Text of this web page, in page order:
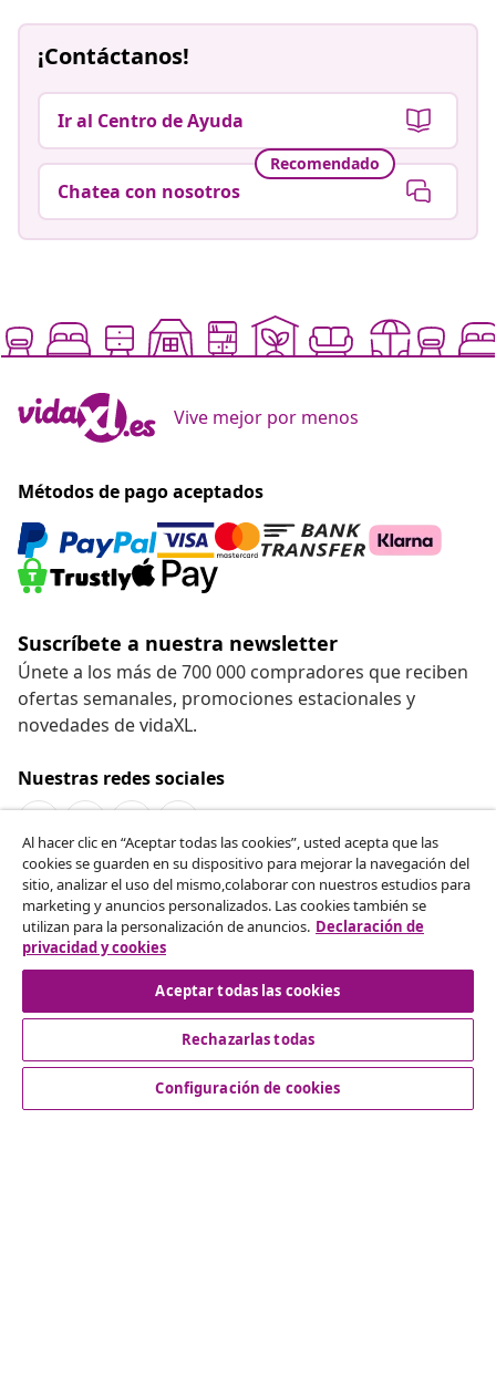
¡Contáctanos!
Ir al Centro de Ayuda
Recomendado
Chatea con nosotros
Vive mejor por menos
Métodos de pago aceptados
Suscríbete a nuestra newsletter
Únete a los más de 700 000 compradores que reciben
ofertas semanales, promociones estacionales y
novedades de vidaXL.
Nuestras redes sociales
Desistir del contrato
Solicita la cancelación de tu pedido.
Desistir del contrato
Servicio al Cliente
Al hacer clic en “Aceptar todas las cookies”, usted acepta que las
cookies se guarden en su dispositivo para mejorar la navegación del
sitio, analizar el uso del mismo,colaborar con nuestros estudios para
marketing y anuncios personalizados. Las cookies también se
utilizan para la personalización de anuncios. Declaración de
privacidad y cookies
Aceptar todas las cookies
Rechazarlas todas
Configuración de cookies